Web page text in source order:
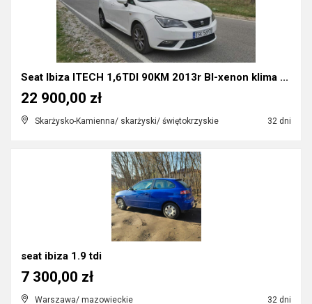
Seat Ibiza ITECH 1,6TDI 90KM 2013r BI-xenon klima ...
Skarżysko-Kamienna/ skarżyski/ świętokrzyskie 32 dni
22 900,00 zł
seat ibiza 1.9 tdi
Warszawa/ mazowieckie 32 dni
7 300,00 zł